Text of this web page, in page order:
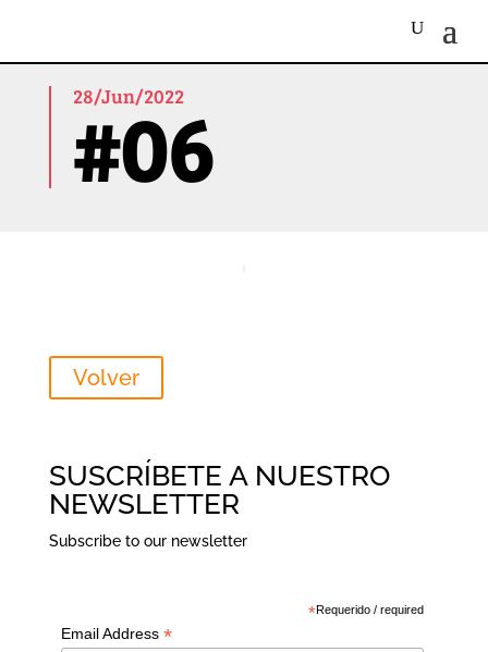
28/Jun/2022
#06
Volver
SUSCRÍBETE A NUESTRO
NEWSLETTER
Subscribe to our newsletter
*Requerido / required
Email Address *